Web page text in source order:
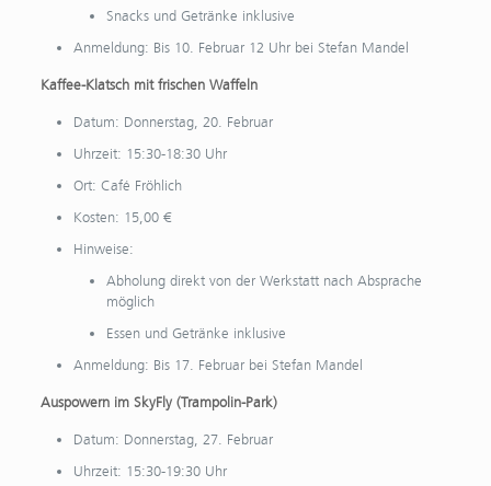
Snacks und Getränke inklusive
Anmeldung: Bis 10. Februar 12 Uhr bei Stefan Mandel
Kaffee-Klatsch mit frischen Waffeln
Datum: Donnerstag, 20. Februar
Uhrzeit: 15:30-18:30 Uhr
Ort: Café Fröhlich
Kosten: 15,00 €
Hinweise:
Abholung direkt von der Werkstatt nach Absprache
möglich
Essen und Getränke inklusive
Anmeldung: Bis 17. Februar bei Stefan Mandel
Auspowern im SkyFly (Trampolin-Park)
Datum: Donnerstag, 27. Februar
Uhrzeit: 15:30-19:30 Uhr